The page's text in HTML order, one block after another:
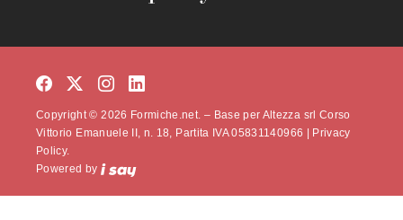
Copyright © 2026 Formiche.net. – Base per Altezza srl Corso
Vittorio Emanuele II, n. 18, Partita IVA 05831140966 |
Privacy
Policy.
Powered by